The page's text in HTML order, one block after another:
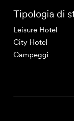
Tipologia di
Leisure Hotel
City Hotel
Campeggi